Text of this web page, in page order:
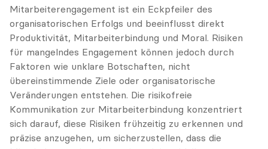
Mitarbeiterengagement ist ein Eckpfeiler des
organisatorischen Erfolgs und beeinflusst direkt
Produktivität, Mitarbeiterbindung und Moral. Risiken
für mangelndes Engagement können jedoch durch
Faktoren wie unklare Botschaften, nicht
übereinstimmende Ziele oder organisatorische
Veränderungen entstehen. Die risikofreie
Kommunikation zur Mitarbeiterbindung konzentriert
sich darauf, diese Risiken frühzeitig zu erkennen und
präzise anzugehen, um sicherzustellen, dass die